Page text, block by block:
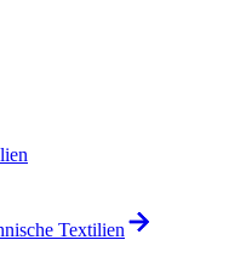
Textilien